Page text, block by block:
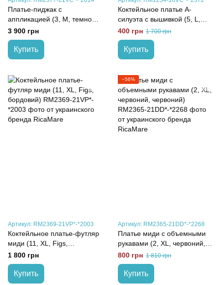
Платье-пиджак с
аппликацией (3, M, темно
синій, синій)
3 900 грн
Купить
Коктейльное платье А-
силуэта с вышивкой (5, L,
beige, бежевий)
400 грн 1 700 грн
Купить
Артикул: RM2369-21VP*-*2003
Коктейльное платье-футляр
миди (11, XL, Figs,
бордовий)
1 800 грн
Купить
−56%
Артикул: RM2365-21DD*-*2268
Платье миди с объемными
рукавами (2, XL, червоний,
червоний)
800 грн 1 810 грн
Купить